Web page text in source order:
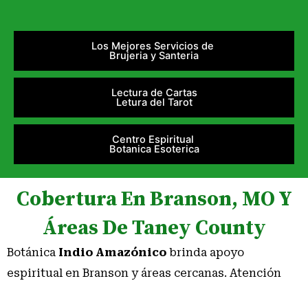
Los Mejores Servicios de
Brujeria y Santeria
Lectura de Cartas
Letura del Tarot
Centro Espiritual
Botanica Esoterica
Cobertura En Branson, MO Y
Áreas De Taney County
Botánica Indio Amazónico brinda apoyo
espiritual en Branson y áreas cercanas. Atención